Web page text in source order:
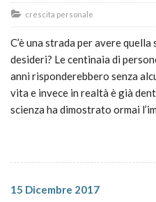
crescita personale
C’è una strada per avere
desideri? Le centinaia di
anni risponderebbero senza
vita e invece in realtà è già
scienza ha dimostrato ormai
15 Dicembre 2017